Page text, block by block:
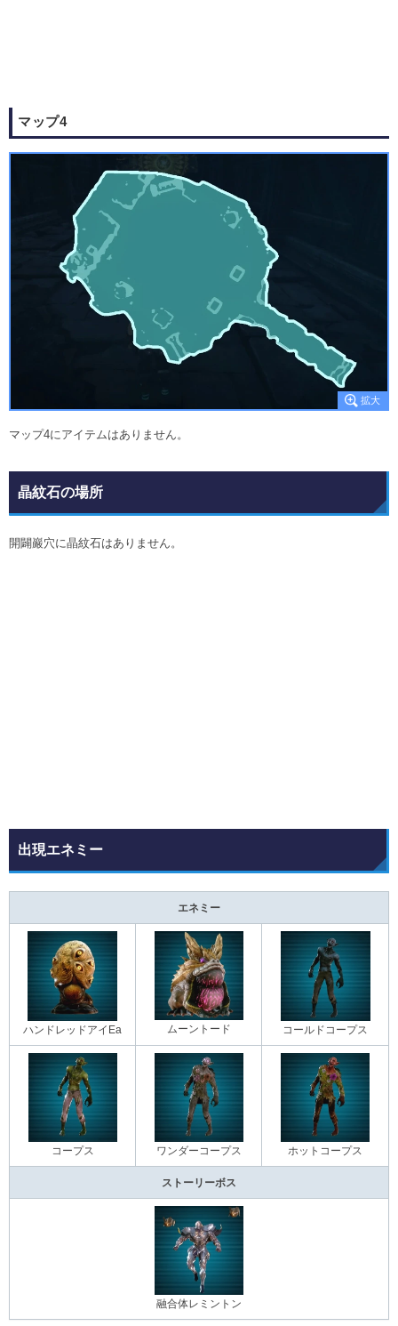
マップ4
マップ4にアイテムはありません。
晶紋石の場所
開闢巖穴に晶紋石はありません。
出現エネミー
エネミー
ハンドレッドアイEa ムーントード コールドコープス
コープス ワンダーコープス ホットコープス
ストーリーボス
融合体レミントン